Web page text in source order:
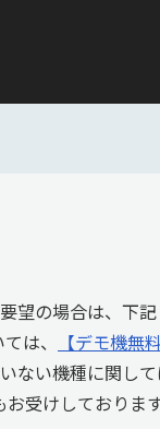
望の場合は、下
は、
【デモ機無
ない機種に関し
お受けしておりま